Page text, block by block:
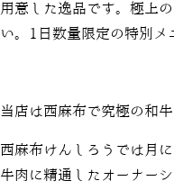
用意した逸品です。極上
い。
1 日数量限定の特別メ
当店は西麻布で究極の和
西麻布けんしろうでは月
牛肉に精通したオーナー